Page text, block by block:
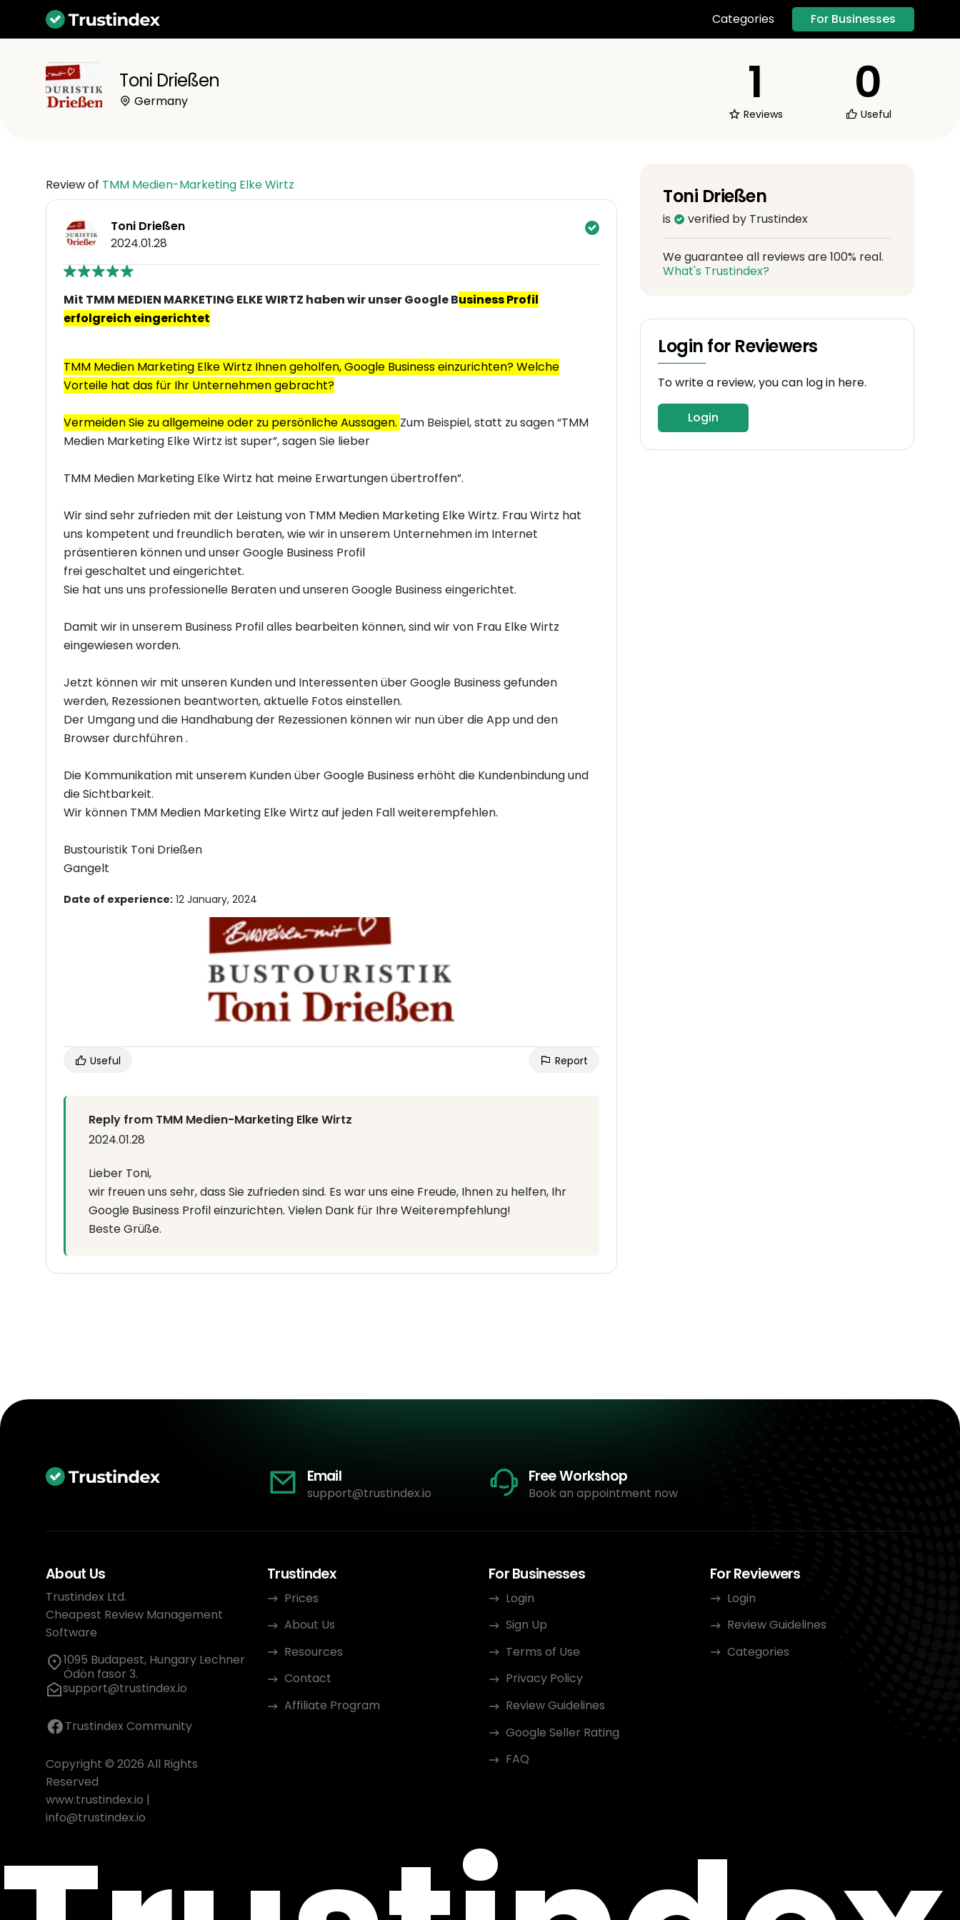
Categories For Businesses
Toni Drießen
Germany 1
Reviews
0
Useful
Review of TMM Medien-Marketing Elke Wirtz
Toni Drießen
2024.01.28
Mit TMM MEDIEN MARKETING ELKE WIRTZ haben wir unser Google Business Profil
erfolgreich eingerichtet
TMM Medien Marketing Elke Wirtz Ihnen geholfen, Google Business einzurichten? Welche
Vorteile hat das für Ihr Unternehmen gebracht?
Vermeiden Sie zu allgemeine oder zu persönliche Aussagen. Zum Beispiel, statt zu sagen “TMM
Medien Marketing Elke Wirtz ist super”, sagen Sie lieber
TMM Medien Marketing Elke Wirtz hat meine Erwartungen übertroffen”.
Wir sind sehr zufrieden mit der Leistung von TMM Medien Marketing Elke Wirtz. Frau Wirtz hat
uns kompetent und freundlich beraten, wie wir in unserem Unternehmen im Internet
präsentieren können und unser Google Business Profil
frei geschaltet und eingerichtet.
Sie hat uns uns professionelle Beraten und unseren Google Business eingerichtet.
Damit wir in unserem Business Profil alles bearbeiten können, sind wir von Frau Elke Wirtz
eingewiesen worden.
Jetzt können wir mit unseren Kunden und Interessenten über Google Business gefunden
werden, Rezessionen beantworten, aktuelle Fotos einstellen.
Der Umgang und die Handhabung der Rezessionen können wir nun über die App und den
Browser durchführen .
Die Kommunikation mit unserem Kunden über Google Business erhöht die Kundenbindung und
die Sichtbarkeit.
Wir können TMM Medien Marketing Elke Wirtz auf jeden Fall weiterempfehlen.
Bustouristik Toni Drießen
Gangelt
Date of experience: 12 January, 2024
Useful Report
Reply from TMM Medien-Marketing Elke Wirtz
2024.01.28
Lieber Toni,
wir freuen uns sehr, dass Sie zufrieden sind. Es war uns eine Freude, Ihnen zu helfen, Ihr
Google Business Profil einzurichten. Vielen Dank für Ihre Weiterempfehlung!
Beste Grüße.
Toni Drießen
is verified by Trustindex
We guarantee all reviews are 100% real.
What's Trustindex?
Login for Reviewers
To write a review, you can log in here.
Login
Email
support@trustindex.io
Free Workshop
Book an appointment now
About Us
Trustindex Ltd.
Cheapest Review Management
Software
1095 Budapest, Hungary Lechner
Ödön fasor 3.
support@trustindex.io
Trustindex Community
Copyright © 2026 All Rights
Reserved
www.trustindex.io |
info@trustindex.io
Trustindex
Prices
About Us
Resources
Contact
Affiliate Program
For Businesses
Login
Sign Up
Terms of Use
Privacy Policy
Review Guidelines
Google Seller Rating
FAQ
For Reviewers
Login
Review Guidelines
Categories